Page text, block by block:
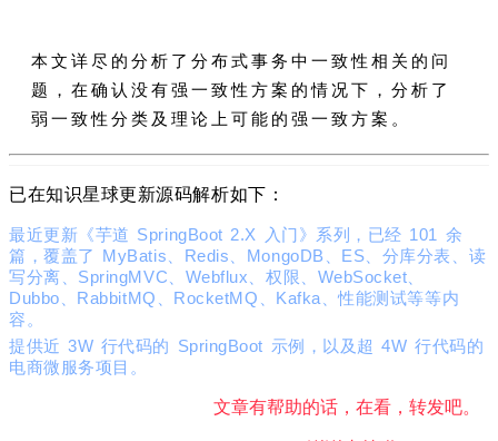
本文详尽的分析了分布式事务中一致性相关的问
题，在确认没有强一致性方案的情况下，分析了
弱一致性分类及理论上可能的强一致方案。
已在知识星球更新源码解析如下：
最近更新《芋道 SpringBoot 2.X 入门》系列
，已经 101 余
篇，覆盖了 MyBatis、Redis、MongoDB、ES、分库分表、读
写分离、SpringMVC、Webflux、权限、WebSocket、
Dubbo、RabbitMQ、RocketMQ、Kafka、性能测试等等内
容。
提供近 3W 行代码的 SpringBoot 示例，以及超 4W 行代码的
电商微服务项目。
文章有帮助的话，在看，转发吧。